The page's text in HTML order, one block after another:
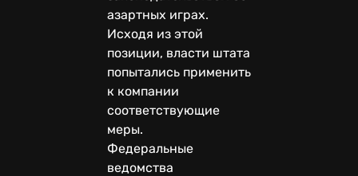
азартных играх.
Исходя из этой
позиции, власти штата
попытались применить
к компании
соответствующие
меры.
Федеральные
ведомства